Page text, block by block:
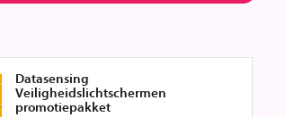
Datasensing
Veiligheidslichtschermen
promotiepakket